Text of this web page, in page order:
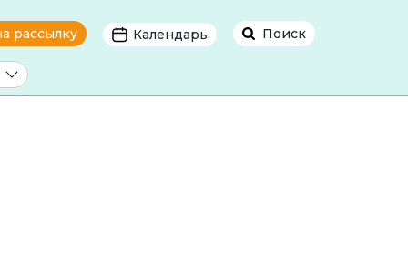
рассылку Календарь Поиск